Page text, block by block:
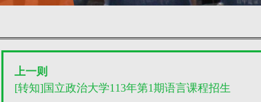
上一则
[转知]国立政治大学113年第1期语言课程招生